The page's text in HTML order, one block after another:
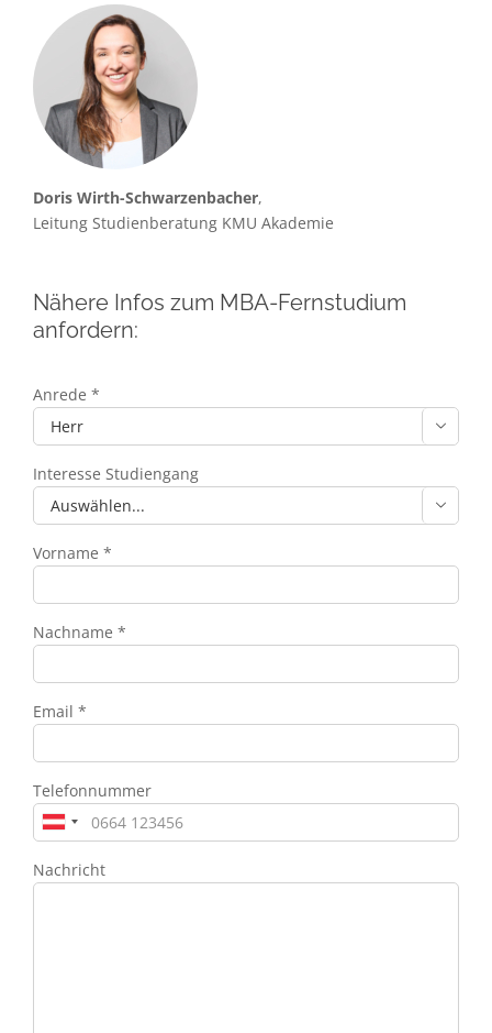
Doris Wirth-Schwarzenbacher,
Leitung Studienberatung KMU Akademie
Nähere Infos zum MBA-Fernstudium
anfordern:
Anrede *

Interesse Studiengang

Vorname *
Nachname *
Email *
Telefonnummer
Nachricht